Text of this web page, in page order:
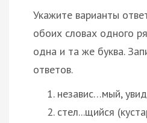
Укажите варианты
обоих словах одного
одна и та же буква.
ответов.
независ…мый,
стел...щийся